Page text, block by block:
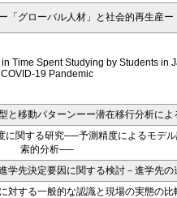
「グローバル人材」と社会的再生産ー
Time Spent Studying by Students in
COVID-19 Pandemic
と移動パターンーー潜在移行分析によ
に関する研究──予測精度によるモデ
索的分析──
学先決定要因に関する検討－進学先の
対する一般的な認識と現場の実態の比